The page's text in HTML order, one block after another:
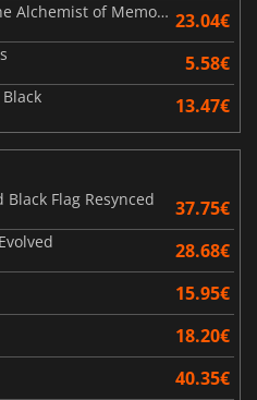
Atelier Yumia The Alchemist of Memories & the Envisioned Land 23.04€
5.58€
Black 13.47€
Black Flag Resynced
37.75€
28.68€
15.95€
18.20€
40.35€